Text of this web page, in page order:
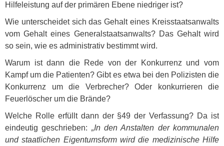
Hilfeleistung auf der primären Ebene niedriger ist?
Wie unterscheidet sich das Gehalt eines Kreisstaatsanwalts
vom Gehalt eines Generalstaatsanwalts? Das Gehalt wird
so sein, wie es administrativ bestimmt wird.
Warum ist dann die Rede von der Konkurrenz und vom
Kampf um die Patienten? Gibt es etwa bei den Polizisten die
Konkurrenz um die Verbrecher? Oder konkurrieren die
Feuerlöscher um die Brände?
Welche Rolle erfüllt dann der §49 der Verfassung? Da ist
eindeutig geschrieben: „In den Anstalten der kommunalen
und staatlichen Eigentumsform wird die medizinische Hilfe